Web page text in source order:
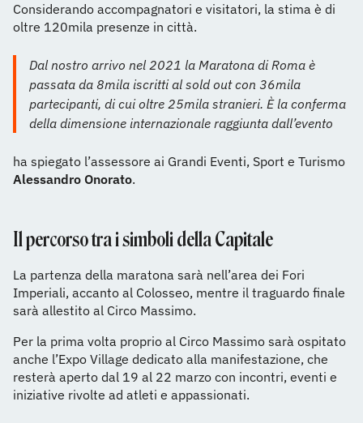
Considerando accompagnatori e visitatori, la stima è di
oltre 120mila presenze in città.
Dal nostro arrivo nel 2021 la Maratona di Roma è
passata da 8mila iscritti al sold out con 36mila
partecipanti, di cui oltre 25mila stranieri. È la conferma
della dimensione internazionale raggiunta dall’evento
ha spiegato l’assessore ai Grandi Eventi, Sport e Turismo
Alessandro Onorato.
Il percorso tra i simboli della Capitale
La partenza della maratona sarà nell’area dei Fori
Imperiali, accanto al Colosseo, mentre il traguardo finale
sarà allestito al Circo Massimo.
Per la prima volta proprio al Circo Massimo sarà ospitato
anche l’Expo Village dedicato alla manifestazione, che
resterà aperto dal 19 al 22 marzo con incontri, eventi e
iniziative rivolte ad atleti e appassionati.